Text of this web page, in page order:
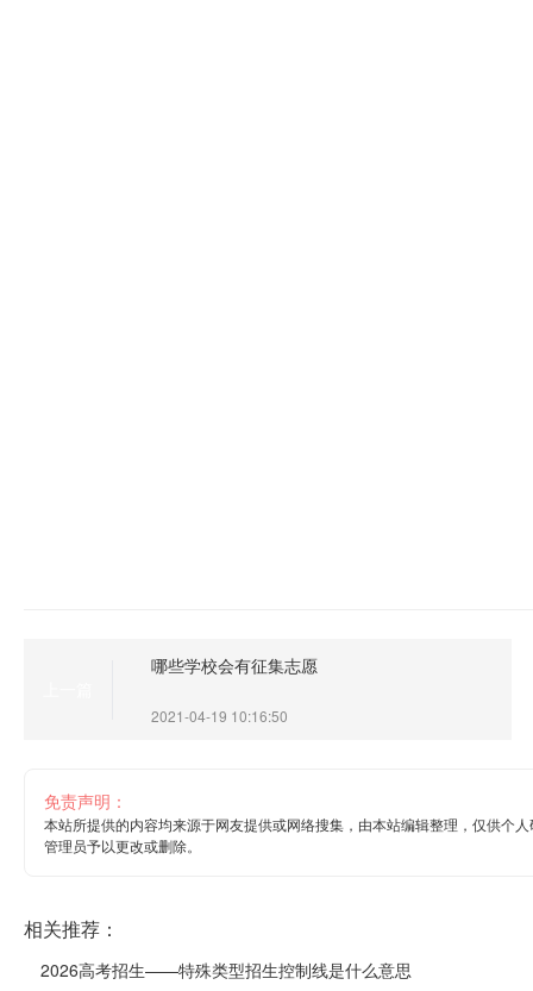
哪些学校会有征集志愿
2021-04-19 10:16:50
免责声明：
本站所提供的内容均来源于网友提供或网络搜集，由本站编辑整理，仅供个
管理员予以更改或删除。
相关推荐：
2026高考招生——特殊类型招生控制线是什么意思